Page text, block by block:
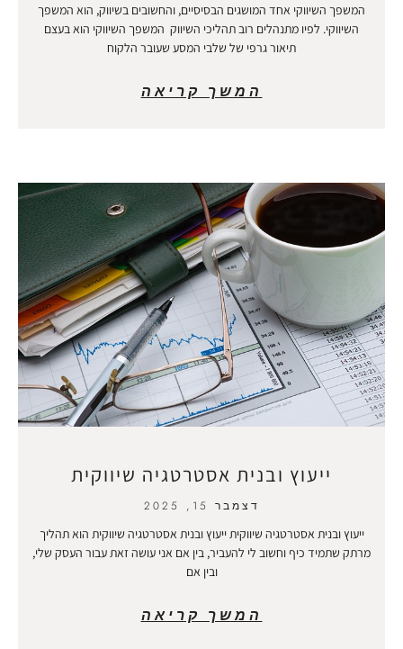
המשפך השיווקי אחד המושגים הבסיסיים, והחשובים בשיווק, הוא המשפך
השיווקי. לפיו מתנהלים רוב תהליכי השיווק המשפך השיווקי הוא בעצם
תיאור גרפי של שלבי המסע שעובר הלקוח
המשך קריאה
ייעוץ ובנית אסטרטגיה שיווקית
דצמבר 15, 2025
ייעוץ ובנית אסטרטגיה שיווקית ייעוץ ובנית אסטרטגיה שיווקית הוא תהליך
מרתק שתמיד כיף וחשוב לי להעביר, בין אם אני עושה זאת עבור העסק שלי,
ובין אם
המשך קריאה